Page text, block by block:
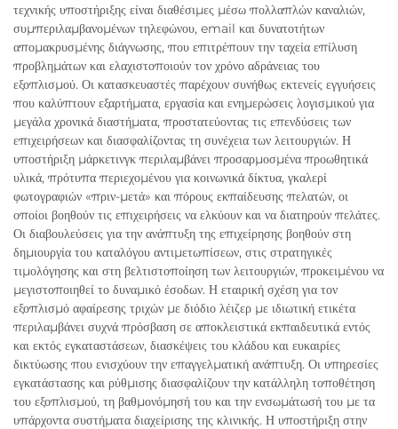
τεχνικής υποστήριξης είναι διαθέσιμες μέσω πολλαπλών καναλιών,
συμπεριλαμβανομένων τηλεφώνου, email και δυνατοτήτων
απομακρυσμένης διάγνωσης, που επιτρέπουν την ταχεία επίλυση
προβλημάτων και ελαχιστοποιούν τον χρόνο αδράνειας του
εξοπλισμού. Οι κατασκευαστές παρέχουν συνήθως εκτενείς εγγυήσεις
που καλύπτουν εξαρτήματα, εργασία και ενημερώσεις λογισμικού για
μεγάλα χρονικά διαστήματα, προστατεύοντας τις επενδύσεις των
επιχειρήσεων και διασφαλίζοντας τη συνέχεια των λειτουργιών. Η
υποστήριξη μάρκετινγκ περιλαμβάνει προσαρμοσμένα προωθητικά
υλικά, πρότυπα περιεχομένου για κοινωνικά δίκτυα, γκαλερί
φωτογραφιών «πριν-μετά» και πόρους εκπαίδευσης πελατών, οι
οποίοι βοηθούν τις επιχειρήσεις να ελκύουν και να διατηρούν πελάτες.
Οι διαβουλεύσεις για την ανάπτυξη της επιχείρησης βοηθούν στη
δημιουργία του καταλόγου αντιμετωπίσεων, στις στρατηγικές
τιμολόγησης και στη βελτιστοποίηση των λειτουργιών, προκειμένου να
μεγιστοποιηθεί το δυναμικό έσοδων. Η εταιρική σχέση για τον
εξοπλισμό αφαίρεσης τριχών με διόδιο λέιζερ με ιδιωτική ετικέτα
περιλαμβάνει συχνά πρόσβαση σε αποκλειστικά εκπαιδευτικά εντός
και εκτός εγκαταστάσεων, διασκέψεις του κλάδου και ευκαιρίες
δικτύωσης που ενισχύουν την επαγγελματική ανάπτυξη. Οι υπηρεσίες
εγκατάστασης και ρύθμισης διασφαλίζουν την κατάλληλη τοποθέτηση
του εξοπλισμού, τη βαθμονόμησή του και την ενσωμάτωσή του με τα
υπάρχοντα συστήματα διαχείρισης της κλινικής. Η υποστήριξη στην